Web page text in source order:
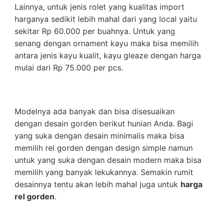
Lainnya, untuk jenis rolet yang kualitas import
harganya sedikit lebih mahal dari yang local yaitu
sekitar Rp 60.000 per buahnya. Untuk yang
senang dengan ornament kayu maka bisa memilih
antara jenis kayu kualit, kayu gleaze dengan harga
mulai dari Rp 75.000 per pcs.
Modelnya ada banyak dan bisa disesuaikan
dengan desain gorden berikut hunian Anda. Bagi
yang suka dengan desain minimalis maka bisa
memilih rel gorden dengan design simple namun
untuk yang suka dengan desain modern maka bisa
memilih yang banyak lekukannya. Semakin rumit
desainnya tentu akan lebih mahal juga untuk harga
rel gorden.